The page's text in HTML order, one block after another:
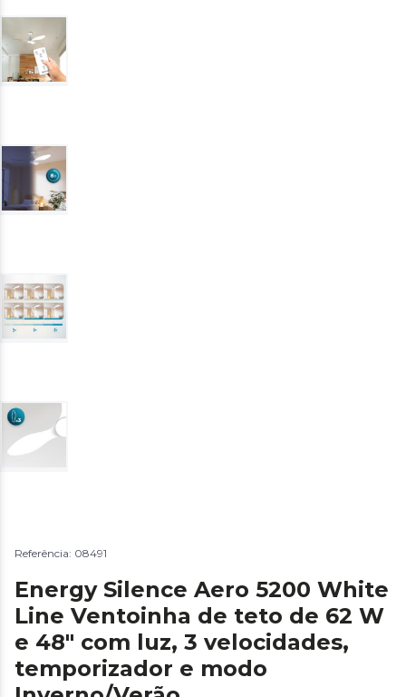
Referência: 08491
Energy Silence Aero 5200 White
Line Ventoinha de teto de 62 W
e 48" com luz, 3 velocidades,
temporizador e modo